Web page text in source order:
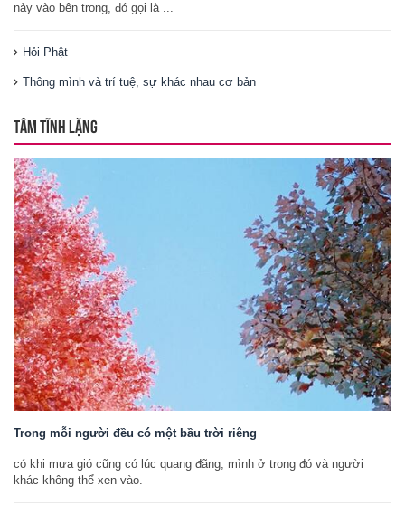
nảy vào bên trong, đó gọi là ...
Hỏi Phật
Thông mình và trí tuệ, sự khác nhau cơ bản
TÂM TĨNH LẶNG
Trong mỗi người đều có một bầu trời riêng
có khi mưa gió cũng có lúc quang đãng, mình ở trong đó và người
khác không thể xen vào.